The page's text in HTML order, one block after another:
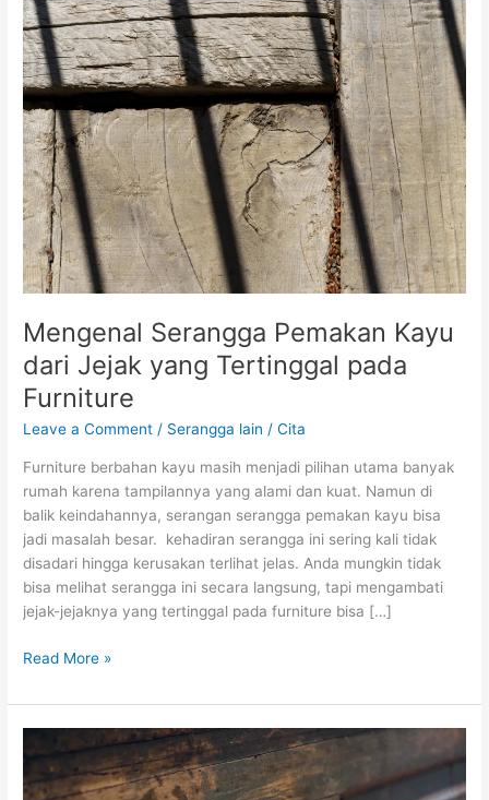
Mengenal Serangga Pemakan Kayu
dari Jejak yang Tertinggal pada
Furniture
Leave a Comment / Serangga lain /Cita
Furniture berbahan kayu masih menjadi pilihan utama banyak
rumah karena tampilannya yang alami dan kuat. Namun di
balik keindahannya, serangan serangga pemakan kayu bisa
jadi masalah besar. kehadiran serangga ini sering kali tidak
disadari hingga kerusakan terlihat jelas. Anda mungkin tidak
bisa melihat serangga ini secara langsung, tapi mengambati
jejak-jejaknya yang tertinggal pada furniture bisa […]
Mengenal
Serangga
Pemakan
Kayu
dari
Jejak
yang
Tertinggal
pada
Furniture
Read More »
Menghilangkan
Bubuk